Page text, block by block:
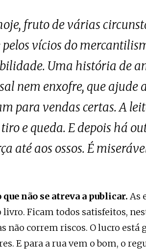
fruto de várias
vícios do
Uma história de
nem enxofre, que ajude
para vendas certas. A
e queda. E depois há
até aos ossos. É
não se atreva a publicar. As
livro. Ficam todos satisfeitos,
não correm riscos. O lucro
E para a rua vem o bom, o